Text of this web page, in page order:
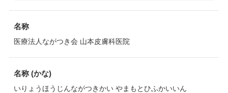
名称
医療法人ながつき会 山本皮膚科医院
名称 (かな)
いりょうほうじんながつきかい やまもとひふかいいん